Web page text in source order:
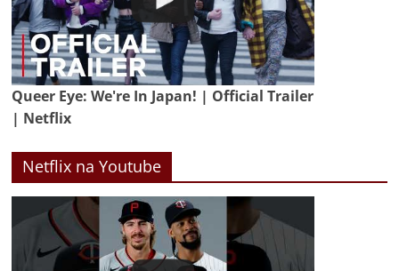
Queer Eye: We're In Japan! | Official Trailer
| Netflix
Netflix na Youtube